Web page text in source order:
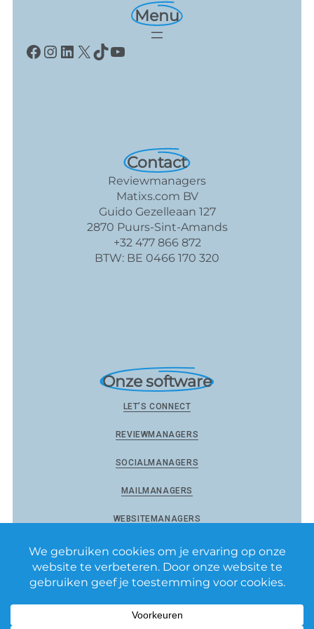
Menu
Facebook
Instagram
LinkedIn
X TikTok
YouTube
Contact
Reviewmanagers
Matixs.com BV
Guido Gezelleaan 127
2870 Puurs-Sint-Amands
+32 477 866 872
BTW: BE 0466 170 320
Onze software
LET’S CONNECT
REVIEWMANAGERS
SOCIALMANAGERS
MAILMANAGERS
WEBSITEMANAGERS
Reviewmanagers by Matixs.com BV